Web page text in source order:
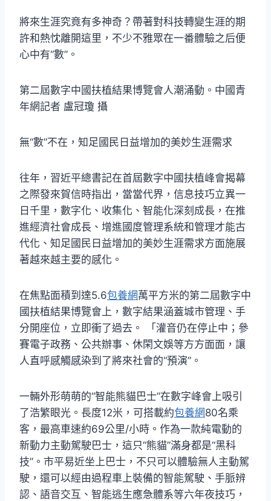
將來生涯究竟有多神奇？帶著對科技轉變生涯的期
許和熱忱離開這里，不少不雅眾在一番體驗之后便
心中有“數”。
第二屆數字中國扶植結果博覽會人潮涌動。中國青
年網記者 盧冠瓊 攝
無“數”不在，知足國民日益增加的美妙生涯需求
往年，習近平總書記在首屆數字中國扶植峰會揭幕
之際發來賀信時指出，當當代界，信息技巧立異一
日千里，數字化、收集化、智能化深刻成長，在推
進經濟社會成長、增進國度管理系統和管理才能古
代化、知足國民日益增加的美妙生涯需求方面施展
著越來越主要的感化。
在焦點面積到達5.6包養網萬平方米的第二屆數字中
國扶植結果博覽會上，數字結果涵蓋城市管理、手
分開座位，立即衝了過去。 「灌音仍在停止中；參
賽電子政務、公共辦事、休閑文娛等方方面面，讓
人直呼感觸感染到了將來社會的“預演”。
一輛外形萌萌的“智能熊貓巴士”在數字峰會上吸引
了浩繁眼光。長度12米，可搭載約包養網80名乘
客，最高車速約69公里/小時。作為一款純電動的
新動力主動駕駛巴士，這只“熊貓”滿身都是“黑科
技”。市平易近坐上巴士，不只可以體驗無人主動駕
駛，還可以經由過程車上裝備的智能駕駛、手脈辨
認、語音交互、智能逃生應急體系等六年夜技巧，